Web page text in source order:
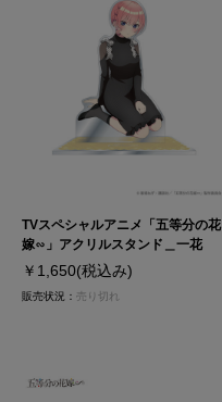
TVスペシャルアニメ「五等分の花
嫁∽」アクリルスタンド＿一花
￥1,650(税込み)
販売状況： 売り切れ